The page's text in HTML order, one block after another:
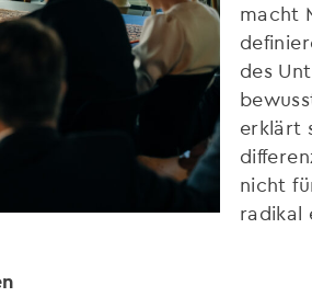
macht
des
erklärt
nicht
radikal